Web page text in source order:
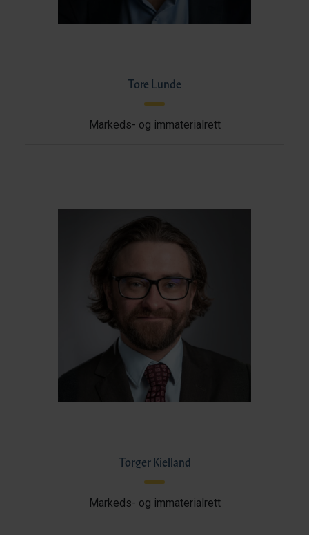
Tore Lunde
Markeds- og immaterialrett
Torger Kielland
Markeds- og immaterialrett